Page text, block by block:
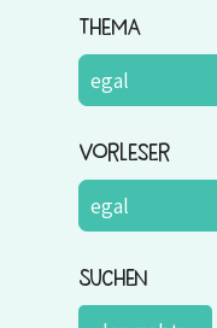
Thema
Vorleser
Suchen